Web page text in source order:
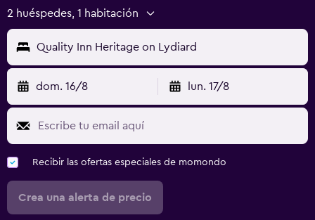
2 huéspedes, 1 habitación
Quality Inn Heritage on Lydiard
dom. 16/8 lun. 17/8
Recibir las ofertas especiales de momondo
Crea una alerta de precio